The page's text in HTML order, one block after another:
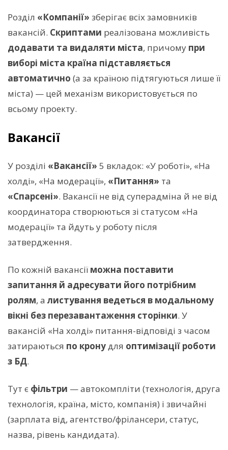
Розділ «Компанії» зберігає всіх замовників
вакансій. Скриптами реалізована можливість
додавати та видаляти міста, причому при
виборі міста країна підставляється
автоматично (а за країною підтягуються лише її
міста) — цей механізм використовується по
всьому проекту.
Вакансії
У розділі «Вакансії» 5 вкладок: «У роботі», «На
холді», «На модерації», «Питання» та
«Спарсені». Вакансії не від суперадміна й не від
координатора створюються зі статусом «На
модерації» та йдуть у роботу після
затвердження.
По кожній вакансії можна поставити
запитання й адресувати його потрібним
ролям, а листування ведеться в модальному
вікні без перезавантаження сторінки. У
вакансій «На холді» питання-відповіді з часом
затираються по кронудля оптимізації роботи
з БД.
Тут є фільтри — автокомпліти (технологія, друга
технологія, країна, місто, компанія) і звичайні
(зарплата від, агентство/фрілансери, статус,
назва, рівень кандидата).